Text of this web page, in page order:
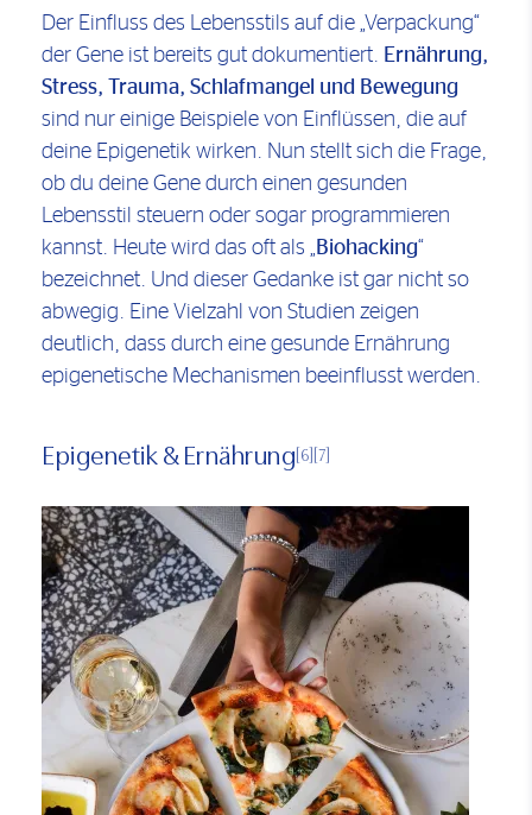
Der Einfluss des Lebensstils auf die „Verpackung“
der Gene ist bereits gut dokumentiert.
Ernährung,
Stress, Trauma, Schlafmangel und Bewegung
sind nur einige Beispiele von Einflüssen, die auf
deine Epigenetik wirken. Nun stellt sich die Frage,
ob du deine Gene durch einen gesunden
Lebensstil steuern oder sogar programmieren
kannst. Heute wird das oft als „
Biohacking“
bezeichnet. Und dieser Gedanke ist gar nicht so
abwegig. Eine Vielzahl von Studien zeigen
deutlich, dass durch eine gesunde Ernährung
epigenetische Mechanismen beeinflusst werden.
Epigenetik & Ernährung [6] [7]